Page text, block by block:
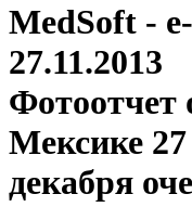
MedSoft -
27.11.2013
Фотоотчет
Мексике
декабря